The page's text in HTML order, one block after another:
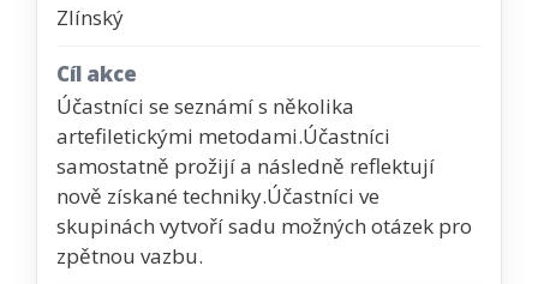
Zlínský
Cíl akce
Účastníci se seznámí s několika
artefiletickými metodami.Účastníci
samostatně prožijí a následně reflektují
nově získané techniky.Účastníci ve
skupinách vytvoří sadu možných otázek pro
zpětnou vazbu.